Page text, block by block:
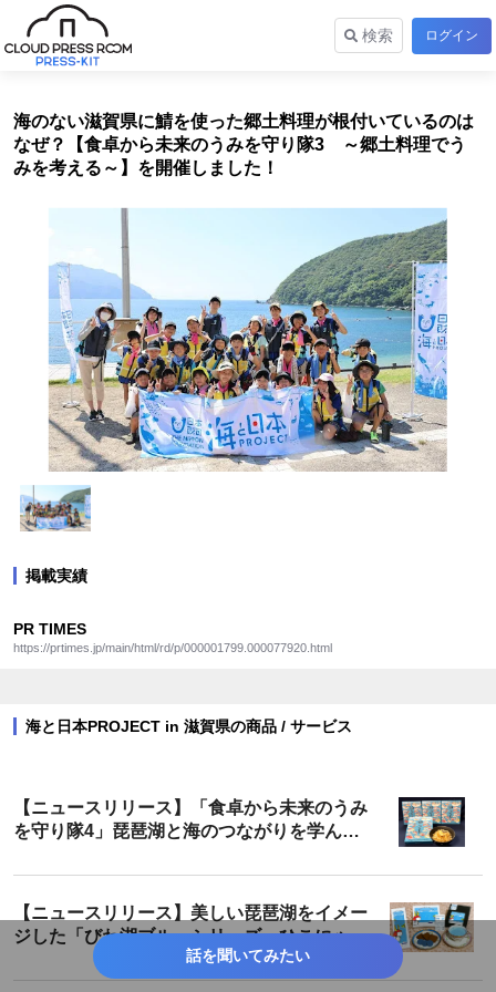
検索 ログイン
海のない滋賀県に鯖を使った郷土料理が根付いているのは
なぜ？【食卓から未来のうみを守り隊3 ～郷土料理でう
みを考える～】を開催しました！
掲載実績
PR TIMES
https://prtimes.jp/main/html/rd/p/000001799.000077920.html
海と日本PROJECT in 滋賀県の商品 / サービス
【ニュースリリース】「食卓から未来のうみ
を守り隊4」琵琶湖と海のつながりを学んだ
ごはんの素」が販売開始！
【ニュースリリース】美しい琵琶湖をイメー
ジした「びわ湖ブルーシリーズ」ひこにゃん
パッケージとなって新登場！話を聞いてみたい